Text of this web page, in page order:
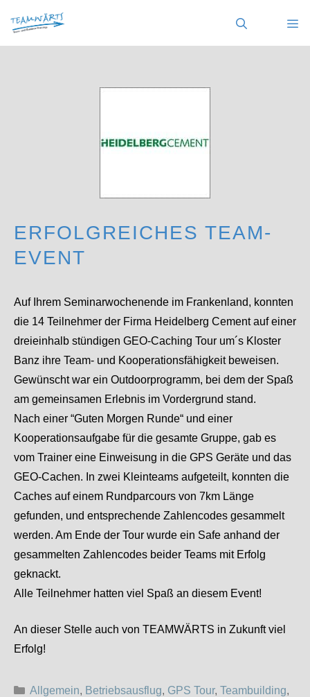
Inhalt
springen
ERFOLGREICHES TEAM-
EVENT
Auf Ihrem Seminarwochenende im Frankenland, konnten
die 14 Teilnehmer der Firma Heidelberg Cement auf einer
dreieinhalb stündigen GEO-Caching Tour um´s Kloster
Banz ihre Team- und Kooperationsfähigkeit beweisen.
Gewünscht war ein Outdoorprogramm, bei dem der Spaß
am gemeinsamen Erlebnis im Vordergrund stand.
Nach einer “Guten Morgen Runde“ und einer
Kooperationsaufgabe für die gesamte Gruppe, gab es
vom Trainer eine Einweisung in die GPS Geräte und das
GEO-Cachen. In zwei Kleinteams aufgeteilt, konnten die
Caches auf einem Rundparcours von 7km Länge
gefunden, und entsprechende Zahlencodes gesammelt
werden. Am Ende der Tour wurde ein Safe anhand der
gesammelten Zahlencodes beider Teams mit Erfolg
geknackt.
Alle Teilnehmer hatten viel Spaß an diesem Event!
An dieser Stelle auch von TEAMWÄRTS in Zukunft viel
Erfolg!
Kategorien
Allgemein, Betriebsausflug, GPS Tour, Teambuilding,